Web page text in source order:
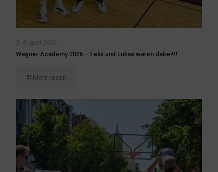
2. August 2026
Wagner Academy 2026 – Felix und Lukas waren dabei!!!
Mehr lesen